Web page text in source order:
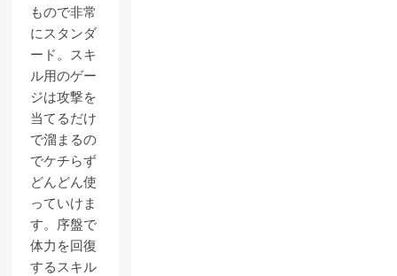
もので非常
にスタンダ
ード。スキ
ル用のゲー
ジは攻撃を
当てるだけ
で溜まるの
でケチらず
どんどん使
っていけま
す。序盤で
体力を回復
するスキル